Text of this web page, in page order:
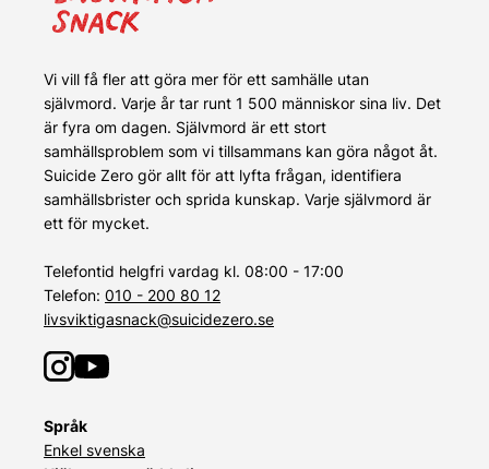
Vi vill få fler att göra mer för ett samhälle utan
självmord. Varje år tar runt 1 500 människor sina liv. Det
är fyra om dagen. Självmord är ett stort
samhällsproblem som vi tillsammans kan göra något åt.
Suicide Zero gör allt för att lyfta frågan, identifiera
samhällsbrister och sprida kunskap. Varje självmord är
ett för mycket.
Telefontid helgfri vardag kl. 08:00 - 17:00
Telefon: 010 - 200 80 12
livsviktigasnack@suicidezero.se
Språk
Enkel svenska